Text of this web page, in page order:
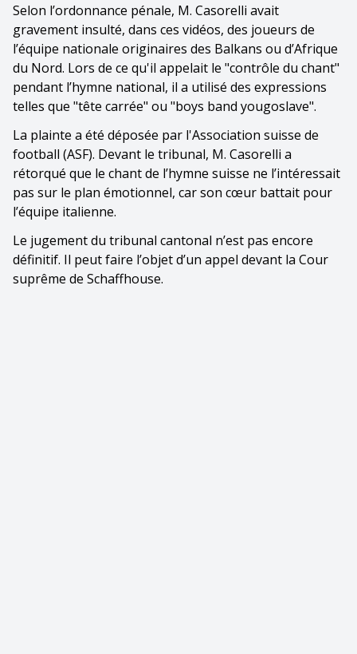
Selon l’ordonnance pénale, M. Casorelli avait
gravement insulté, dans ces vidéos, des joueurs de
l’équipe nationale originaires des Balkans ou d’Afrique
du Nord. Lors de ce qu'il appelait le "contrôle du chant"
pendant l’hymne national, il a utilisé des expressions
telles que "tête carrée" ou "boys band yougoslave".
La plainte a été déposée par l'Association suisse de
football (ASF). Devant le tribunal, M. Casorelli a
rétorqué que le chant de l’hymne suisse ne l’intéressait
pas sur le plan émotionnel, car son cœur battait pour
l’équipe italienne.
Le jugement du tribunal cantonal n’est pas encore
définitif. Il peut faire l’objet d’un appel devant la Cour
suprême de Schaffhouse.